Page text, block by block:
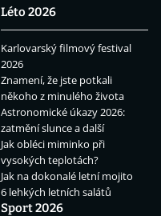
Léto 2026
Karlovarský filmový festival
2026
Znamení, že jste potkali
někoho z minulého života
Astronomické úkazy 2026:
zatmění slunce a další
Jak obléci miminko při
vysokých teplotách?
Jak na dokonalé letní mojito
6 lehkých letních salátů
Sport 2026